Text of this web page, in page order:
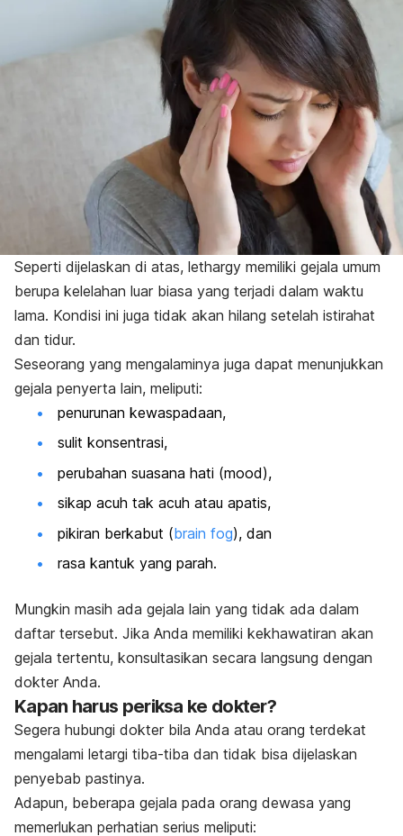
Seperti dijelaskan di atas, lethargy memiliki gejala umum
berupa kelelahan luar biasa yang terjadi dalam waktu
lama. Kondisi ini juga tidak akan hilang setelah istirahat
dan tidur.
Seseorang yang mengalaminya juga dapat menunjukkan
gejala penyerta lain, meliputi:
penurunan kewaspadaan,
sulit konsentrasi,
perubahan suasana hati (mood),
sikap acuh tak acuh atau apatis,
pikiran berkabut (brain fog), dan
rasa kantuk yang parah.
Mungkin masih ada gejala lain yang tidak ada dalam
daftar tersebut. Jika Anda memiliki kekhawatiran akan
gejala tertentu, konsultasikan secara langsung dengan
dokter Anda.
Kapan harus periksa ke dokter?
Segera hubungi dokter bila Anda atau orang terdekat
mengalami letargi tiba-tiba dan tidak bisa dijelaskan
penyebab pastinya.
Adapun, beberapa gejala pada orang dewasa yang
memerlukan perhatian serius meliputi: